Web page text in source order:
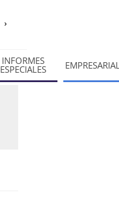
INFORMES
ESPECIALES